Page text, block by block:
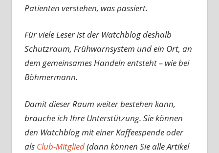
Patienten verstehen, was passiert.
Für viele Leser ist der Watchblog deshalb
Schutzraum, Frühwarnsystem und ein Ort, an
dem gemeinsames Handeln entsteht – wie bei
Böhmermann.
Damit dieser Raum weiter bestehen kann,
brauche ich Ihre Unterstützung. Sie können
den Watchblog mit einer Kaffeespende oder
als Club-Mitglied(dann können Sie alle Artikel